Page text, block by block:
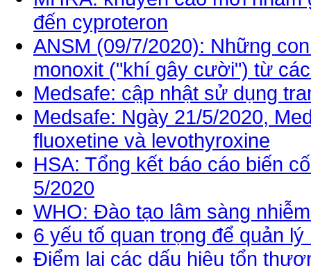
đến cyproteron
ANSM (09/7/2020): Những
monoxit ("khí gây cười") từ
Medsafe: cập nhật sử dụng
Medsafe: Ngày 21/5/2020,
fluoxetine và levothyroxine
HSA: Tổng kết báo cáo biến
5/2020
WHO: Đào tạo lâm sàng
6 yếu tố quan trọng để quản
Điểm lại các dấu hiệu tổn